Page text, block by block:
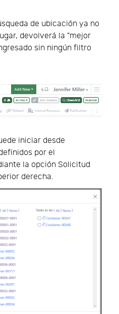
de ubicación ya no
devolverá la "mejor
sin ningún filtro
iniciar desde
por el
la opción Solicitud
derecha.